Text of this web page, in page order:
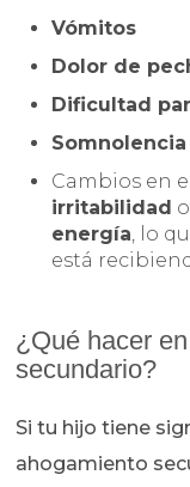
Vómitos
Dolor de
Dificultad
Cambios en
irritabilidad o
energía, lo
está
¿Qué hacer
secundario?
Si tu hijo tiene
ahogamiento